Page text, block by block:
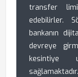
transfer
edebilirler.
bankanın
devreye
kesintiye